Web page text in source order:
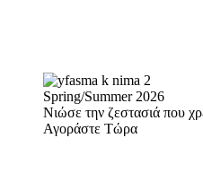
Spring/Summer 2026
Νιώσε την ζεστασιά που
Αγοράστε Τώρα